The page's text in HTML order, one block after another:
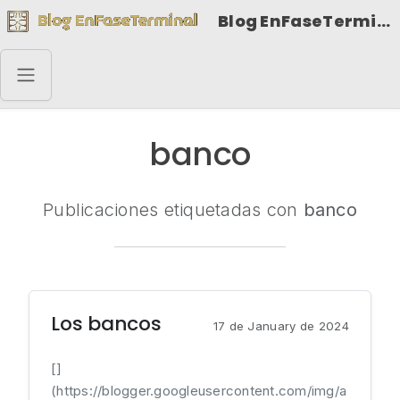
Blog EnFaseTerminal
banco
Publicaciones etiquetadas con banco
Los bancos 17 de January de 2024
[]
(https://blogger.googleusercontent.com/img/a